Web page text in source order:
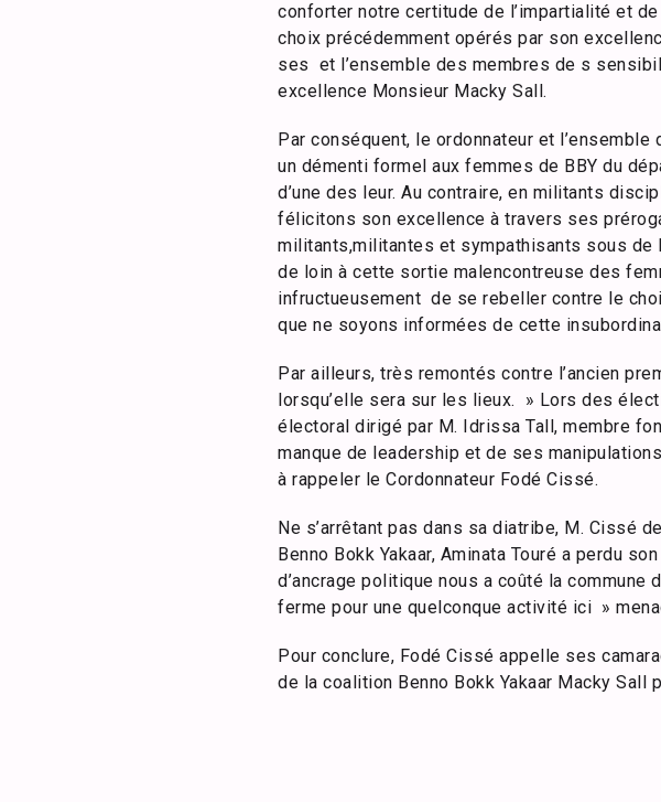
conforter notre certitude de l’impartialité et
choix précédemment opérés par son
ses et l’ensemble des membres de s
excellence Monsieur Macky Sall.
Par conséquent, le ordonnateur et
un démenti formel aux femmes de BBY du
d’une des leur. Au contraire, en militants
félicitons son excellence à travers ses
militants,militantes et sympathisants sous
de loin à cette sortie malencontreuse des
infructueusement de se rebeller contre le
que ne soyons informées de cette
Par ailleurs, très remontés contre l’ancien
lorsqu’elle sera sur les lieux. » Lors des
électoral dirigé par M. Idrissa Tall, membre
manque de leadership et de ses
à rappeler le Cordonnateur Fodé Cissé.
Ne s’arrêtant pas dans sa diatribe, M. Cissé
Benno Bokk Yakaar, Aminata Touré a perdu
d’ancrage politique nous a coûté la
ferme pour une quelconque activité ici »
Pour conclure, Fodé Cissé appelle ses
de la coalition Benno Bokk Yakaar Macky Sall